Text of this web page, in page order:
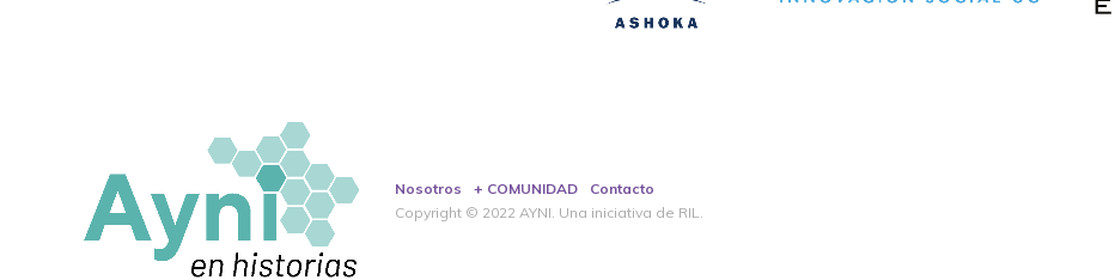
Nosotros + COMUNIDAD
Contacto
Copyright © 2022 AYNI. Una iniciativa de RIL.